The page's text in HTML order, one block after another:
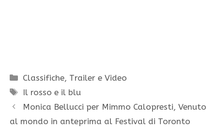
Categorie
Classifiche, Trailer e Video
Tag
Il rosso e il blu
Monica Bellucci per Mimmo Calopresti, Venuto
al mondo in anteprima al Festival di Toronto